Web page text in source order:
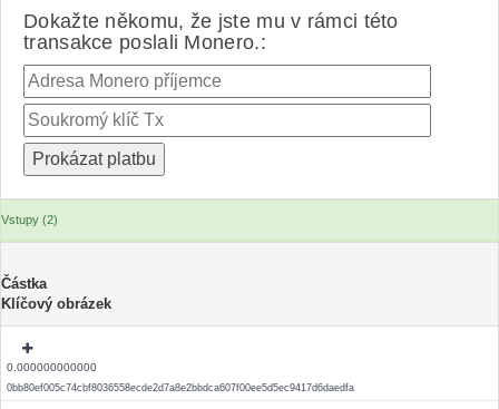
Dokažte někomu, že jste mu v rámci této
transakce poslali Monero.:
Vstupy (2)
Částka
Klíčový obrázek
0.000000000000
0bb80ef005c74cbf8036558ecde2d7a8e2bbdca607f00ee5d5ec9417d6daedfa